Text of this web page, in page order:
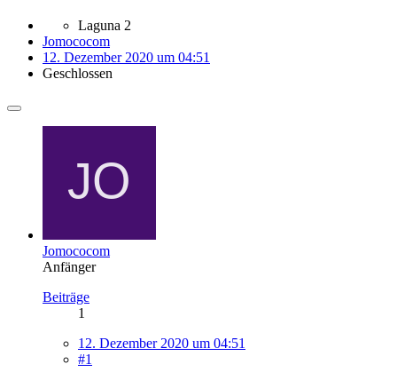
Laguna 2
Jomococom
12. Dezember 2020 um 04:51
Geschlossen
Jomococom
Anfänger
Beiträge
1
12. Dezember 2020 um 04:51
#1